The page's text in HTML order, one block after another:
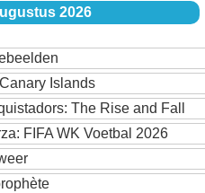
2026
Islands
The Rise and Fall
FIFA WK Voetbal 2026